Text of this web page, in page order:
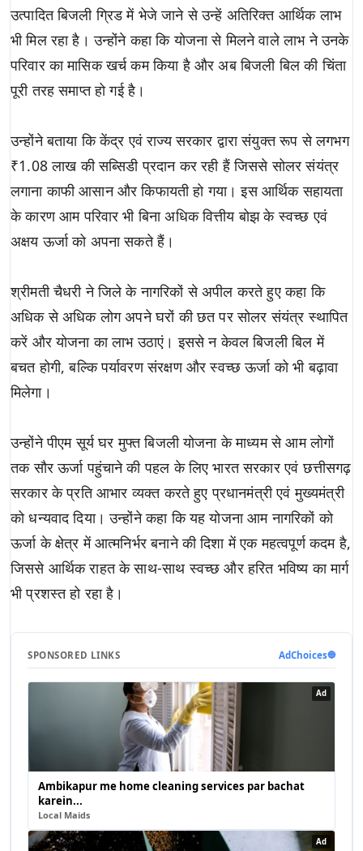
उत्पादित बिजली ग्रिड में भेजे जाने से उन्हें अतिरिक्त आर्थिक लाभ
भी मिल रहा है। उन्होंने कहा कि योजना से मिलने वाले लाभ ने उनके
परिवार का मासिक खर्च कम किया है और अब बिजली बिल की चिंता
पूरी तरह समाप्त हो गई है।
उन्होंने बताया कि केंद्र एवं राज्य सरकार द्वारा संयुक्त रूप से लगभग
₹1.08 लाख की सब्सिडी प्रदान कर रही हैं जिससे सोलर संयंत्र
लगाना काफी आसान और किफायती हो गया। इस आर्थिक सहायता
के कारण आम परिवार भी बिना अधिक वित्तीय बोझ के स्वच्छ एवं
अक्षय ऊर्जा को अपना सकते हैं।
श्रीमती चैधरी ने जिले के नागरिकों से अपील करते हुए कहा कि
अधिक से अधिक लोग अपने घरों की छत पर सोलर संयंत्र स्थापित
करें और योजना का लाभ उठाएं। इससे न केवल बिजली बिल में
बचत होगी, बल्कि पर्यावरण संरक्षण और स्वच्छ ऊर्जा को भी बढ़ावा
मिलेगा।
उन्होंने पीएम सूर्य घर मुफ्त बिजली योजना के माध्यम से आम लोगों
तक सौर ऊर्जा पहुंचाने की पहल के लिए भारत सरकार एवं छत्तीसगढ़
सरकार के प्रति आभार व्यक्त करते हुए प्रधानमंत्री एवं मुख्यमंत्री
को धन्यवाद दिया। उन्होंने कहा कि यह योजना आम नागरिकों को
ऊर्जा के क्षेत्र में आत्मनिर्भर बनाने की दिशा में एक महत्वपूर्ण कदम है,
जिससे आर्थिक राहत के साथ-साथ स्वच्छ और हरित भविष्य का मार्ग
भी प्रशस्त हो रहा है।
SPONSORED LINKS AdChoices🔵
Ad
Ambikapur me home cleaning services par bachat
karein...
Local Maids
Ad